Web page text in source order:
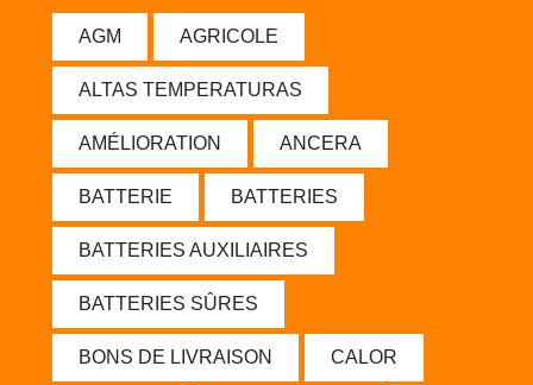
AGM AGRICOLE
ALTAS TEMPERATURAS
AMÉLIORATION ANCERA
BATTERIE BATTERIES
BATTERIES AUXILIAIRES
BATTERIES SÛRES
BONS DE LIVRAISON CALOR